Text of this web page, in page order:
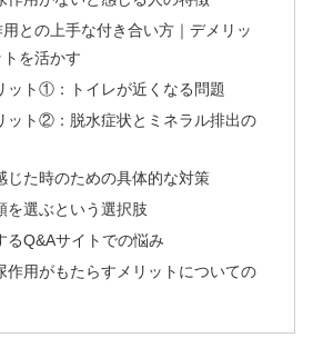
との上手な付き合い方｜デメリッ
トを活かす
ット①：トイレが近くなる問題
ット②：脱水症状とミネラル排出の
じた時のための具体的な対策
を選ぶという選択肢
るQ&Aサイトでの悩み
作用がもたらすメリットについての